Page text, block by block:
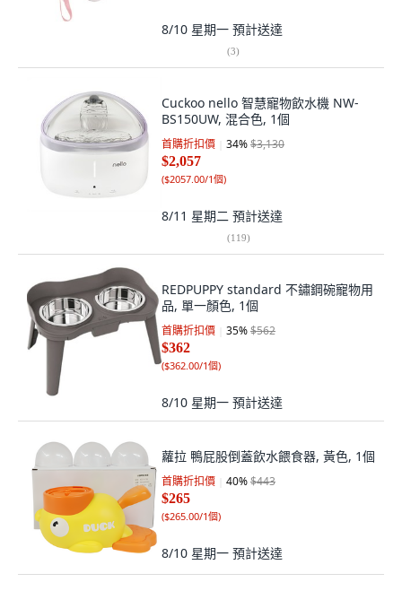
8/10 星期一 預計送達
(3)
Cuckoo nello 智慧寵物飲水機 NW-
BS150UW, 混合色, 1個
首購折扣價 34%$3,130
$2,057
($2057.00/1個)
8/11 星期二 預計送達
(119)
REDPUPPY standard 不鏽鋼碗寵物用
品, 單一顏色, 1個
首購折扣價 35%$562
$362
($362.00/1個)
8/10 星期一 預計送達
蘿拉 鴨屁股倒蓋飲水餵食器, 黃色, 1個
首購折扣價 40%$443
$265
($265.00/1個)
8/10 星期一 預計送達